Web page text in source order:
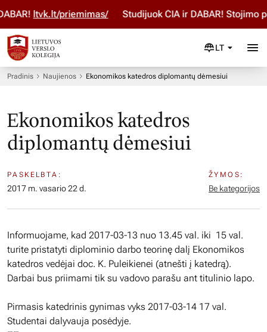
ltvk.lt/priemimas/ Studijuok ČIA ir DABAR! Stojimo
LT
Pradinis Naujienos Ekonomikos katedros diplomantų dėmesiui
Ekonomikos katedros
diplomantų dėmesiui
PASKELBTA:
2017 m. vasario 22 d.
ŽYMOS:
Be kategorijos
Informuojame, kad 2017-03-13 nuo 13.45 val. iki 15 val.
turite pristatyti diplominio darbo teorinę dalį Ekonomikos
katedros vedėjai doc. K. Puleikienei (atnešti į katedrą).
Darbai bus priimami tik su vadovo parašu ant titulinio lapo.
Pirmasis katedrinis gynimas vyks 2017-03-14 17 val.
Studentai dalyvauja posėdyje.